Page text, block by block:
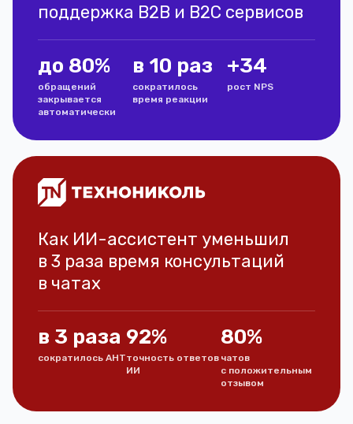
поддержка B2B и B2C сервисов
до 80%
обращений
закрывается
автоматически
в 10 раз
сократилось
время реакции
+34
рост NPS
Как ИИ-ассистент уменьшил
в 3 раза время консультаций
в чатах
в 3 раза
сократилось АНТ
92%
точность ответов
ИИ
80%
чатов
с положительным
отзывом